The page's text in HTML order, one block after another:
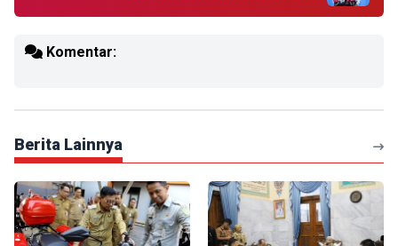
Komentar:
Berita Lainnya